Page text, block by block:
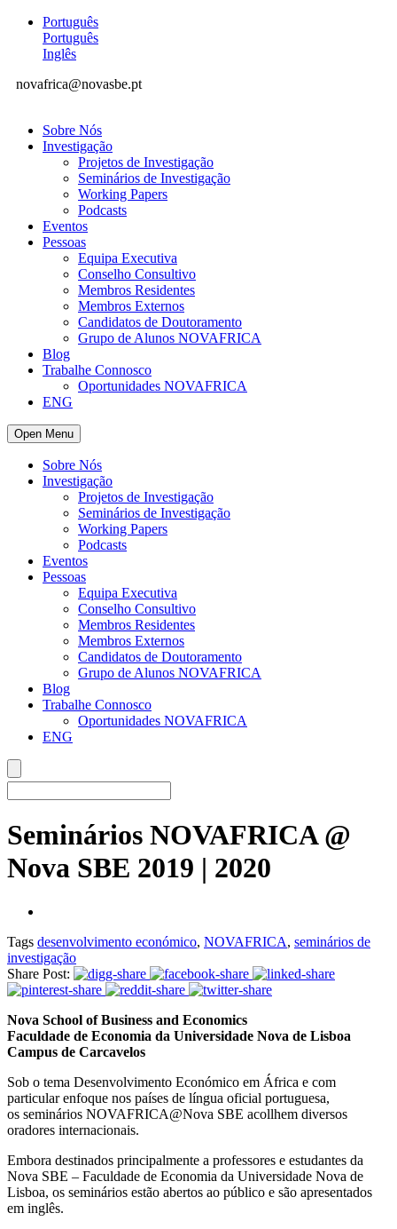
Português
Português
Inglês
novafrica@novasbe.pt
Sobre Nós
Investigação
Projetos de Investigação
Seminários de Investigação
Working Papers
Podcasts
Eventos
Pessoas
Equipa Executiva
Conselho Consultivo
Membros Residentes
Membros Externos
Candidatos de Doutoramento
Grupo de Alunos NOVAFRICA
Blog
Trabalhe Connosco
Oportunidades NOVAFRICA
ENG
Open Menu
Sobre Nós
Investigação
Projetos de Investigação
Seminários de Investigação
Working Papers
Podcasts
Eventos
Pessoas
Equipa Executiva
Conselho Consultivo
Membros Residentes
Membros Externos
Candidatos de Doutoramento
Grupo de Alunos NOVAFRICA
Blog
Trabalhe Connosco
Oportunidades NOVAFRICA
ENG
Seminários NOVAFRICA @
Nova SBE 2019 | 2020
Tags desenvolvimento económico, NOVAFRICA, seminários de
investigação
Share Post:
Nova School of Business and Economics
Faculdade de Economia da Universidade Nova de Lisboa
Campus de Carcavelos
Sob o tema Desenvolvimento Económico em África e com
particular enfoque nos países de língua oficial portuguesa,
os seminários NOVAFRICA@Nova SBE acollhem diversos
oradores internacionais.
Embora destinados principalmente a professores e estudantes da
Nova SBE – Faculdade de Economia da Universidade Nova de
Lisboa, os seminários estão abertos ao público e são apresentados
em inglês.